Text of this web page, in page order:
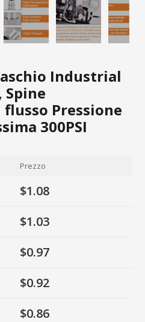
Industrial
Pressione
300PSI
Prezzo
$1.08
$1.03
$0.97
$0.92
$0.86